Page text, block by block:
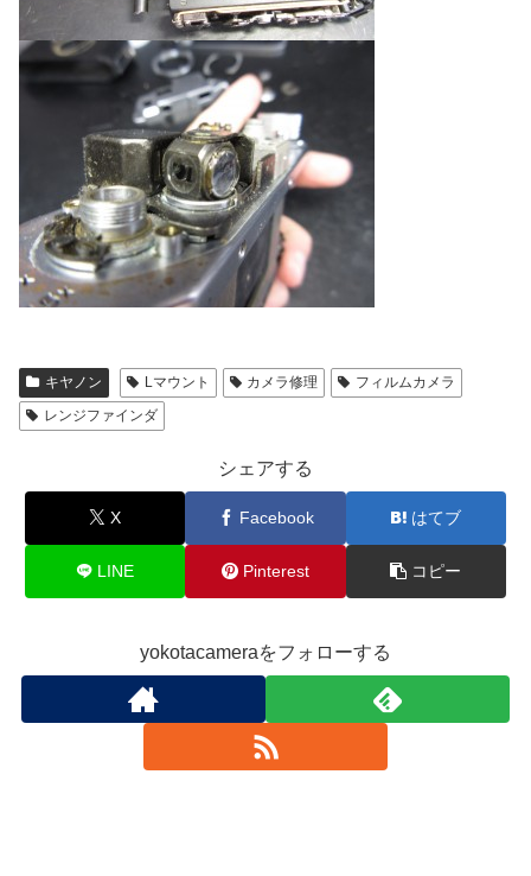
キヤノン Lマウント カメラ修理
フィルムカメラ
レンジファインダ
シェアする
X Facebook はてブ
LINE Pinterest コピー
yokotacameraをフォローする